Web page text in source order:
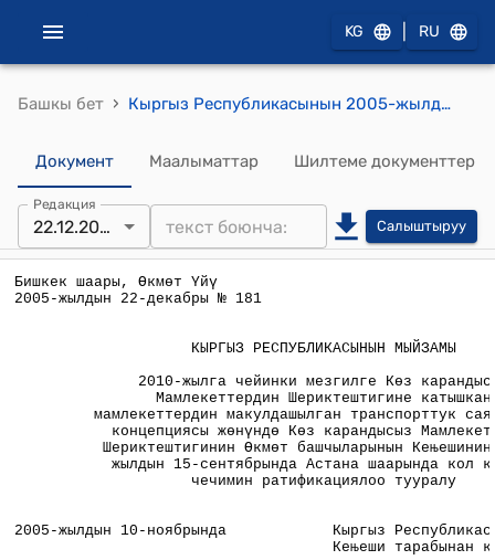
KG RU
Башкы бет › Кыргыз Республикасынын 2005-жылдын 22-декабрындагы № 181 "2010-жылга чейинки мезгилге Көз карандысыз Мамлекеттердин Шериктештигине катышкан мамлекеттердин макулдашылган транспорттук саясатынын концепциясы жөнүндө Көз карандысыз Мамлекеттердин Шериктештигинин Өкмөт башчыларынын Кеңешинин 2004- жылдын 15-сентябрында Астана шаарында кол коюлган чечимин ратификациялоо тууралу" мыйзамы
Документ Маалыматтар Шилтеме документтер
Редакция
22.12.2005 Салыштыруу